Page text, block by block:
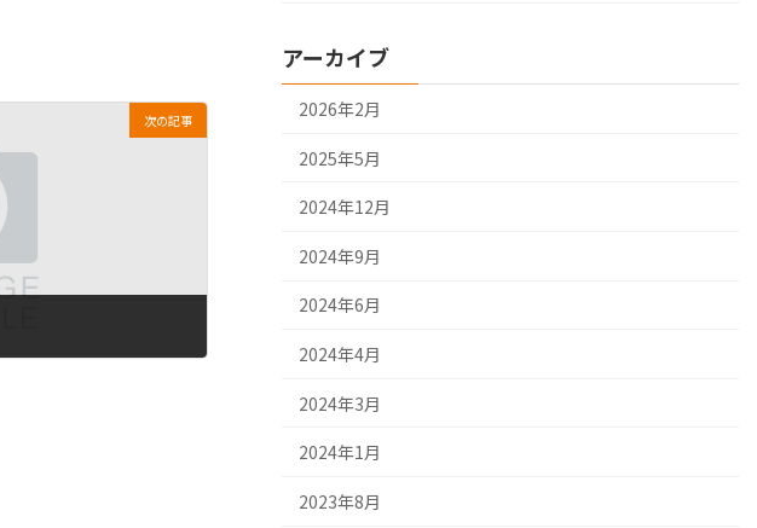
次の記事
アーカイブ
2026年2月
2025年5月
2024年12月
2024年9月
2024年6月
2024年4月
2024年3月
2024年1月
2023年8月